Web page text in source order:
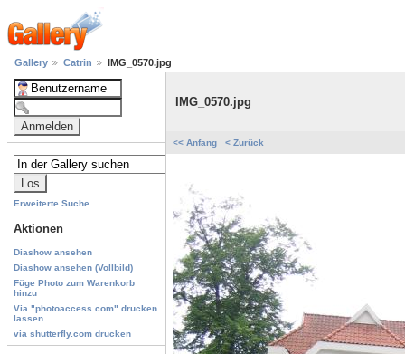
Gallery Catrin IMG_0570.jpg
Erweiterte Suche
Aktionen
Diashow ansehen
Diashow ansehen (Vollbild)
Füge Photo zum Warenkorb
hinzu
Via "photoaccess.com" drucken
lassen
via shutterfly.com drucken
IMG_0570.jpg
<< Anfang < Zurück